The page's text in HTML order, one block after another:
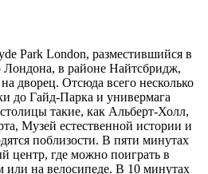
Park London, разместившийся в
Лондона, в районе Найтсбридж,
дворец. Отсюда всего несколько
до Гайд-Парка и универмага
такие, как Альберт-Холл,
Музей естественной истории и
поблизости. В пяти минутах
центр, где можно поиграть в
или на велосипеде. В 10 минутах